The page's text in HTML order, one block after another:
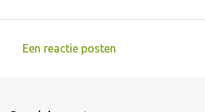
Een reactie posten